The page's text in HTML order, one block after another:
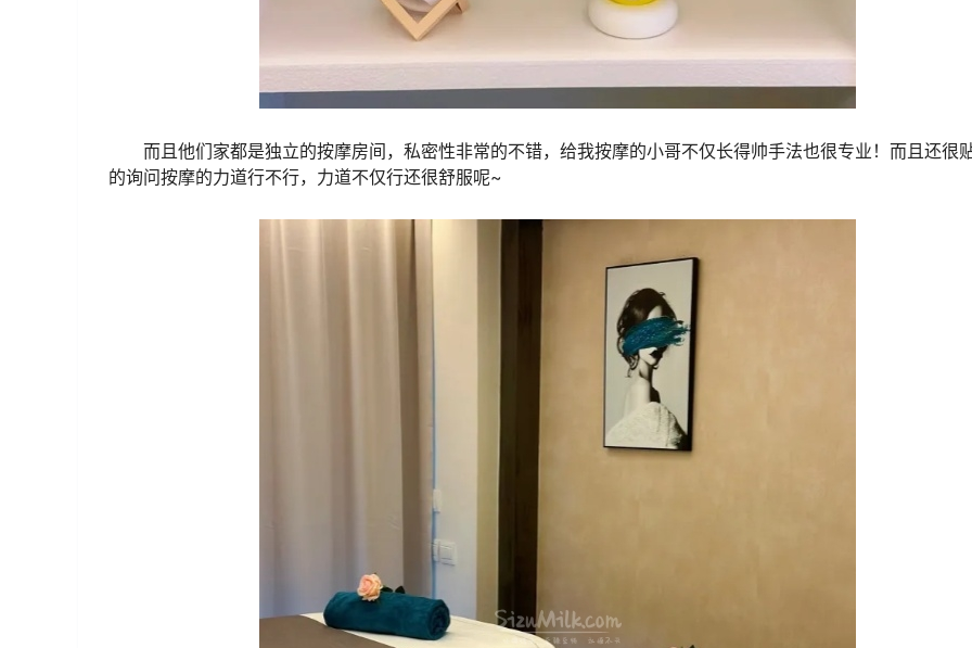
而且他们家都是独立的按摩房间，私密性非常的不错，给我按摩的小哥不仅长得帅手法也很专业！而且还很
的询问按摩的力道行不行，力道不仅行还很舒服呢~